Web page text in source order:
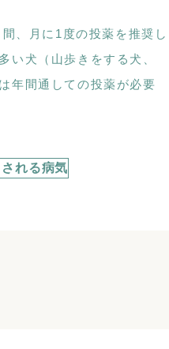
、月に1度の投薬を推奨し
い犬（山歩きをする犬、
年間通しての投薬が必要
れる病気